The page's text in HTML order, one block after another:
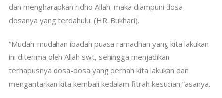
dan mengharapkan ridho Allah, maka diampuni dosa-
dosanya yang terdahulu. (HR. Bukhari).
“Mudah-mudahan ibadah puasa ramadhan yang kita lakukan
ini diterima oleh Allah swt, sehingga menjadikan
terhapusnya dosa-dosa yang pernah kita lakukan dan
mengantarkan kita kembali kedalam fitrah kesucian,”asanya.